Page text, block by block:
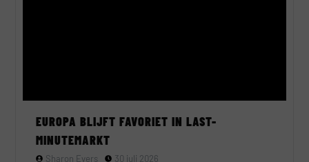
EUROPA BLIJFT FAVORIET IN LAST-
MINUTEMARKT
Sharon Evers 30 juli 2026